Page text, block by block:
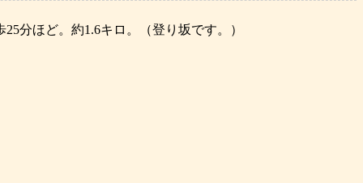
分ほど。約1.6キロ。（登り坂です。）